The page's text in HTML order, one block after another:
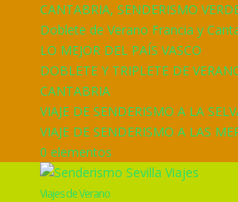
CANTABRIA, SENDERISMO
Doblete de Verano Francia y
LO MEJOR DEL PAÍS VASCO
DOBLETE Y TRIPLETE DE
CANTABRIA
VIAJE DE SENDERISMO A LA
VIAJE DE SENDERISMO A LAS
0 elementos
Viajes de Verano